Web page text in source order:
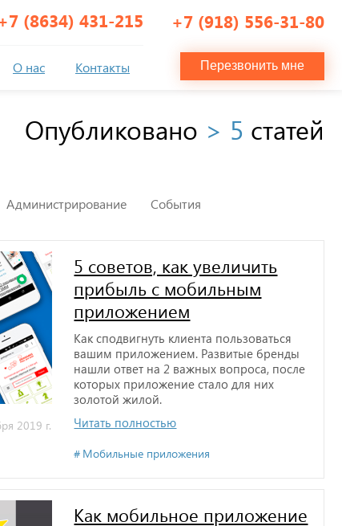
(8634) 431-215
О нас Контакты
+7 (918) 556-31-80
Перезвонить мне
Опубликовано > 5 статей
Администрирование События
2019 г.
5 советов, как увеличить
прибыль с мобильным
приложением
Как сподвигнуть клиента пользоваться
вашим приложением. Развитые бренды
нашли ответ на 2 важных вопроса, после
которых приложение стало для них
золотой жилой.
Читать полностью
Мобильные приложения
Как мобильное приложение